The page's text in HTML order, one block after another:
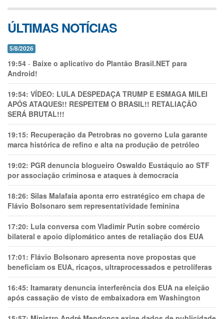
ÚLTIMAS NOTÍCIAS
5/8/2026
19:54 - Baixe o aplicativo do Plantão Brasil.NET para
Android!
19:54: VÍDEO: LULA DESPEDAÇA TRUMP E ESMAGA MILEI
APÓS ATAQUES!! RESPEITEM O BRASIL!! RETALIAÇÃO
SERÁ BRUTAL!!!
19:15: Recuperação da Petrobras no governo Lula garante
marca histórica de refino e alta na produção de petróleo
19:02: PGR denuncia blogueiro Oswaldo Eustáquio ao STF
por associação criminosa e ataques à democracia
18:26: Silas Malafaia aponta erro estratégico em chapa de
Flávio Bolsonaro sem representatividade feminina
17:20: Lula conversa com Vladimir Putin sobre comércio
bilateral e apoio diplomático antes de retaliação dos EUA
17:01: Flávio Bolsonaro apresenta nove propostas que
beneficiam os EUA, ricaços, ultraprocessados e petrolíferas
16:45: Itamaraty denuncia interferência dos EUA na eleição
após cassação de visto de embaixadora em Washington